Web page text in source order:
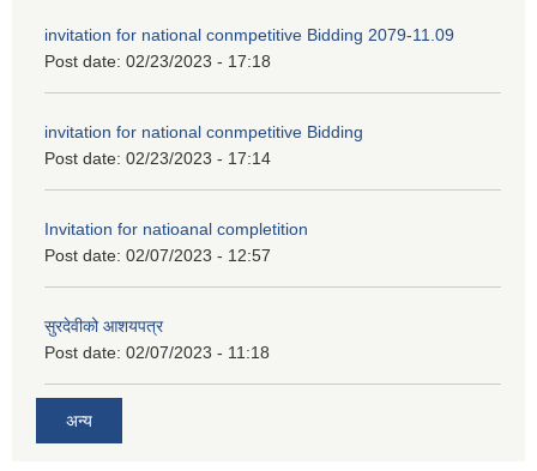
invitation for national conmpetitive Bidding 2079-11.09
Post date: 02/23/2023 - 17:18
invitation for national conmpetitive Bidding
Post date: 02/23/2023 - 17:14
Invitation for natioanal completition
Post date: 02/07/2023 - 12:57
सुरदेवीको आशयपत्र
Post date: 02/07/2023 - 11:18
अन्य